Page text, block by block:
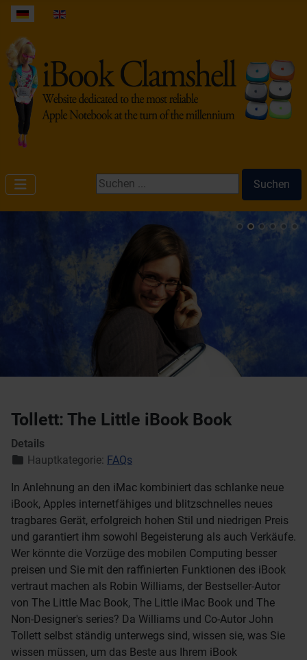
Sprache auswählen
Suchen ...
Suchen
Tollett: The Little iBook Book
Details
Hauptkategorie: FAQs
In Anlehnung an den iMac kombiniert das schlanke neue
iBook, Apples internetfähiges und blitzschnelles neues
tragbares Gerät, erfolgreich hohen Stil und niedrigen Preis
und garantiert ihm sowohl Begeisterung als auch Verkäufe.
Wer könnte die Vorzüge des mobilen Computing besser
preisen und Sie mit den raffinierten Funktionen des iBook
vertraut machen als Robin Williams, der Bestseller-Autor
von The Little Mac Book, The Little iMac Book und The
Non-Designer's series? Da Williams und Co-Autor John
Tollett selbst ständig unterwegs sind, wissen sie, was Sie
wissen müssen, um das Beste aus Ihrem iBook